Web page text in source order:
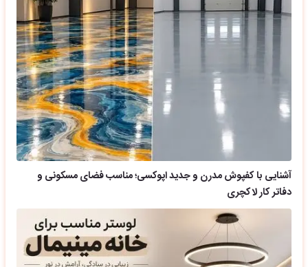
آشنایی با کفپوش مدرن و جدید اپوکسی؛ مناسب فضای مسکونی و
دفاتر کار لاکچری